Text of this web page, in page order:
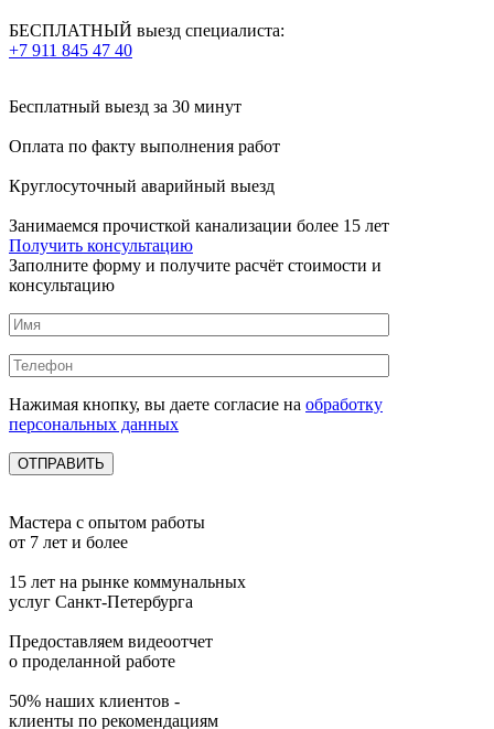
БЕСПЛАТНЫЙ выезд специалиста:
+7 911 845 47 40
Бесплатный выезд за 30 минут
Оплата по факту выполнения работ
Круглосуточный аварийный выезд
Занимаемся прочисткой канализации более 15 лет
Получить консультацию
Заполните форму и получите расчёт стоимости и
консультацию
Нажимая кнопку, вы даете согласие на обработку
персональных данных
Мастера с опытом работы
от 7 лет и более
15 лет на рынке коммунальных
услуг Санкт-Петербурга
Предоставляем видеоотчет
о проделанной работе
50% наших клиентов -
клиенты по рекомендациям